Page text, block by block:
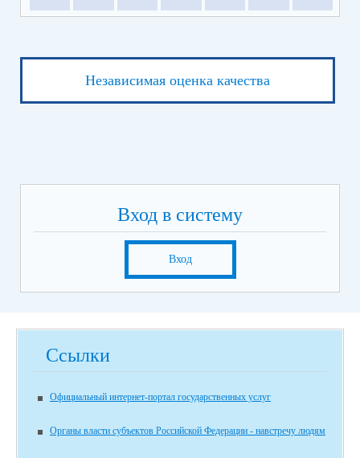
Независимая оценка качества
Вход в систему
Вход
Ссылки
Официальный интернет-портал государственных услуг
Органы власти субъектов Российской Федерации - навстречу людям